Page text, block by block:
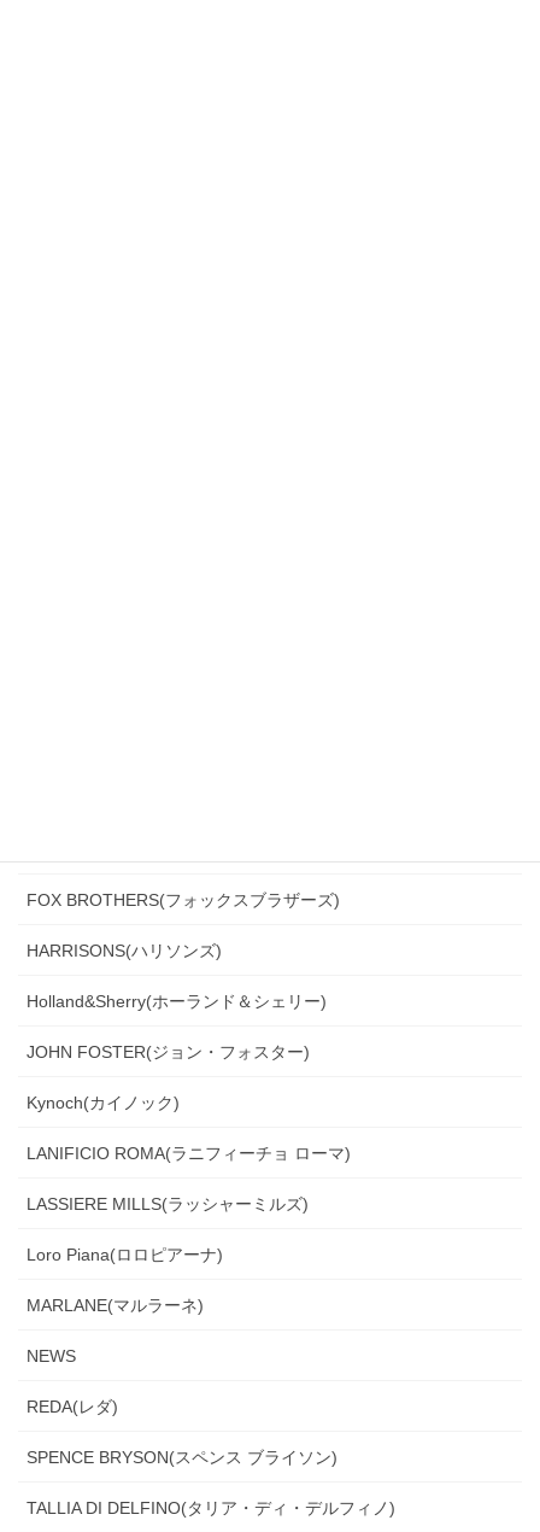
FOX BROTHERS(フォックスブラザーズ)
HARRISONS(ハリソンズ)
Holland&Sherry(ホーランド＆シェリー)
JOHN FOSTER(ジョン・フォスター)
Kynoch(カイノック)
LANIFICIO ROMA(ラニフィーチョ ローマ)
LASSIERE MILLS(ラッシャーミルズ)
Loro Piana(ロロピアーナ)
MARLANE(マルラーネ)
NEWS
REDA(レダ)
SPENCE BRYSON(スペンス ブライソン)
TALLIA DI DELFINO(タリア・ディ・デルフィノ)